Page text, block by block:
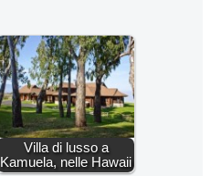
Villa di lusso a
Kamuela, nelle Hawaii